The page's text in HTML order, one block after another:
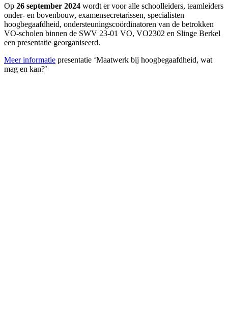
Op 26 september 2024 wordt er voor alle schoolleiders, teamleiders
onder- en bovenbouw, examensecretarissen, specialisten
hoogbegaafdheid, ondersteuningscoördinatoren van de betrokken
VO-scholen binnen de SWV 23-01 VO, VO2302 en Slinge Berkel
een presentatie georganiseerd.
Meer informatie presentatie ‘Maatwerk bij hoogbegaafdheid, wat
mag en kan?’